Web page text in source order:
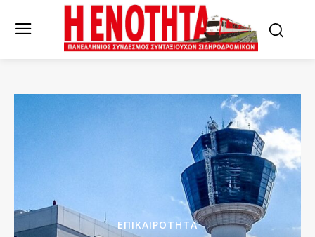
ΕΠΙΚΑΙΡΌΤΗΤΑ